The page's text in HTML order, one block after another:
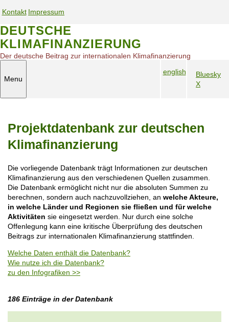
k
p
o
m
e
r
v
n
Kontakt Impressum
e
r
v
i
g
a
i
o
n
DEUTSCHE
KLIMAFINANZIERUNG
Der deutsche Beitrag zur internationalen Klimafinanzierung
Menu
c
v
i
g
a
t
o
english
S
a
d
i
a
Bluesky
X
Projektdatenbank zur deutschen
Klimafinanzierung
Die vorliegende Datenbank trägt Informationen zur deutschen
Klimafinanzierung aus den verschiedenen Quellen zusammen.
Die Datenbank ermöglicht nicht nur die absoluten Summen zu
berechnen, sondern auch nachzuvollziehen, an welche Akteure,
in welche Länder und Regionen sie fließen und für welche
Aktivitäten sie eingesetzt werden. Nur durch eine solche
Offenlegung kann eine kritische Überprüfung des deutschen
Beitrags zur internationalen Klimafinanzierung stattfinden.
Welche Daten enthält die Datenbank?
Wie nutze ich die Datenbank?
zu den Infografiken >>
186 Einträge in der Datenbank